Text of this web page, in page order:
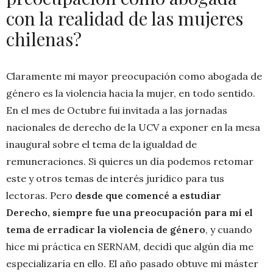
con la realidad de las mujeres
chilenas?
Claramente mi mayor preocupación como abogada de
género es la violencia hacia la mujer, en todo sentido.
En el mes de Octubre fui invitada a las jornadas
nacionales de derecho de la UCV a exponer en la mesa
inaugural sobre el tema de la igualdad de
remuneraciones. Si quieres un día podemos retomar
este y otros temas de interés jurídico para tus
lectoras. Pero desde que comencé a estudiar
Derecho, siempre fue una preocupación para mí el
tema de erradicar la violencia de género, y cuando
hice mi práctica en SERNAM, decidí que algún día me
especializaría en ello. El año pasado obtuve mi máster